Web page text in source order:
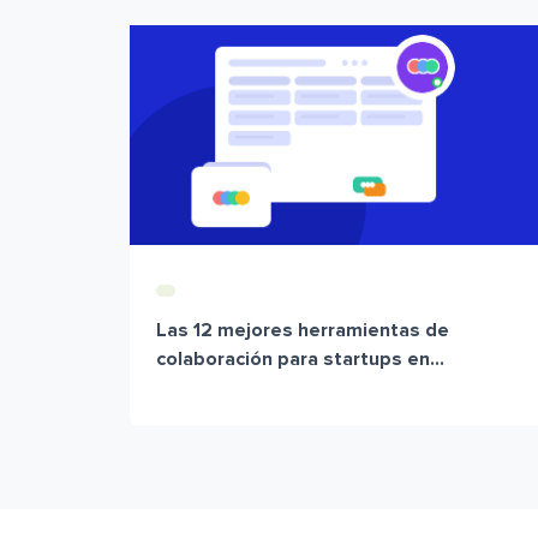
Las 12 mejores herramientas de
colaboración para startups en...